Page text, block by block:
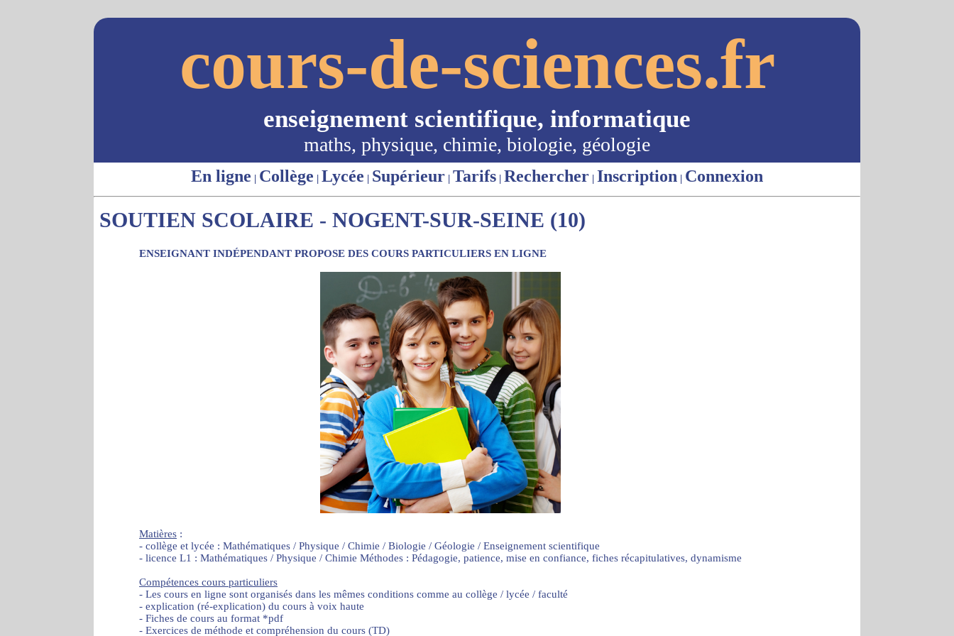
cours-de-sciences.fr
enseignement scientifique, informatique
maths, physique, chimie, biologie, géologie
En ligne | Collège | Lycée | Supérieur | Tarifs | Rechercher | Inscription | Connexion
SOUTIEN SCOLAIRE - NOGENT-SUR-SEINE (10)
ENSEIGNANT INDÉPENDANT PROPOSE DES COURS PARTICULIERS EN LIGNE
Matières :
- collège et lycée : Mathématiques / Physique / Chimie / Biologie / Géologie / Enseignement scientifique
- licence L1 : Mathématiques / Physique / Chimie Méthodes : Pédagogie, patience, mise en confiance, fiches récapitulatives, dynamisme
Compétences cours particuliers
- Les cours en ligne sont organisés dans les mêmes conditions comme au collège / lycée / faculté
- explication (ré-explication) du cours à voix haute
- Fiches de cours au format *pdf
- Exercices de méthode et compréhension du cours (TD)